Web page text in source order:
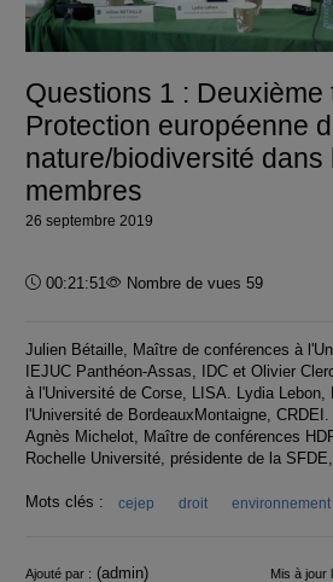
Questions 1 : Deuxième
Protection européenne
nature/biodiversité dans
membres
26 septembre 2019
Durée :
00:21:51 Nombre de vues 59
Julien Bétaille, Maître de conférences à
IEJUC Panthéon-Assas, IDC et Olivier
à l'Université de Corse, LISA. Lydia
l'Université de BordeauxMontaigne,
Agnès Michelot, Maître de conférences
Rochelle Université, présidente de la
Mots clés : cejep droit environnement
Ajouté par : (admin) Mis à jour